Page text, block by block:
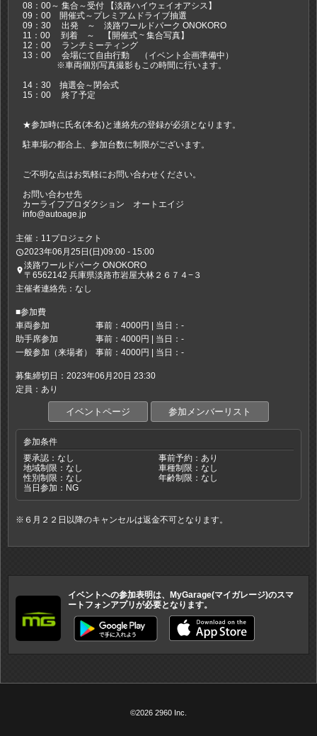
08：00～ 集合～受付 【淡路ハイウェイオアシス】
09：00 開催式～プレミアムドライブ抽選
09：30 出発 ～ 淡路ワールドパーク ONOKORO
11：00 到着 ～ 【開催式 ~ 集合写真】
12：00 ランチミーティング
13：00 会場にて自由行動 （イベント企画準備中）
※車両個別写真撮影もこの時間に行います。
14：30 抽選会～閉会式
15：00 終了予定
★参加時に氏名(本名)と連絡先の登録が必須となります。
駐車場の都合上、参加台数に制限がございます。
ご不明な点はお気軽にお問い合わせください。
お問い合わせ先
カーライフプロダクション オートエイジ
info@autoage.jp
主催：11プロジェクト
access_time2023年06月25日(日)09:00 - 15:00
place淡路ワールドパーク ONOKORO
〒6562142 兵庫県淡路市岩屋大林２６７４−３
主催者連絡先：なし
■参加費
車両参加
事前：4000円 | 当日：-
助手席参加
事前：4000円 | 当日：-
一般参加（来場者）
事前：4000円 | 当日：-
募集締切日：2023年06月20日 23:30
定員：あり
イベントページ 参加メンバーリスト
参加条件
要承認：なし
事前予約：あり
地域制限：なし
車種制限：なし
性別制限：なし
年齢制限：なし
当日参加：NG
※６月２２日以降のキャンセルは返金不可となります。
イベントへの参加表明は、MyGarage(マイガレージ)のスマ
ートフォンアプリが必要となります。
©2026 2960 Inc.